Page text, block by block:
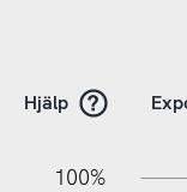
Hjälp
100%